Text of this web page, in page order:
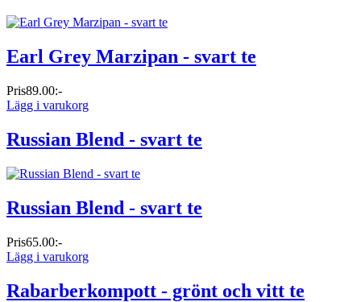
Earl Grey Marzipan - svart te
Pris89.00:-
Lägg i varukorg
Russian Blend - svart te
Russian Blend - svart te
Pris65.00:-
Lägg i varukorg
Rabarberkompott - grönt och vitt te